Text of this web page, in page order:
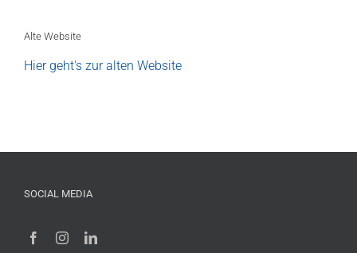
Alte Website
Hier geht's zur alten Website
SOCIAL MEDIA